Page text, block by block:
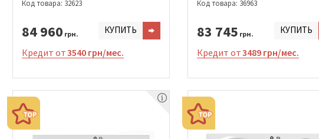
Код товара: 32623
84 960 грн. КУПИТЬ
Кредит от3540 грн/мес.
Код товара: 36963
83 745 грн. КУПИТЬ
Кредит от3489 грн/мес.